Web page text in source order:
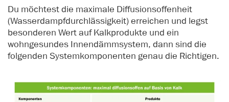
Du möchtest die maximale Diffusionsoffenheit
(Wasserdampfdurchlässigkeit) erreichen und legst
besonderen Wert auf Kalkprodukte und ein
wohngesundes Innendämmsystem, dann sind die
folgenden Systemkomponenten genau die Richtigen.